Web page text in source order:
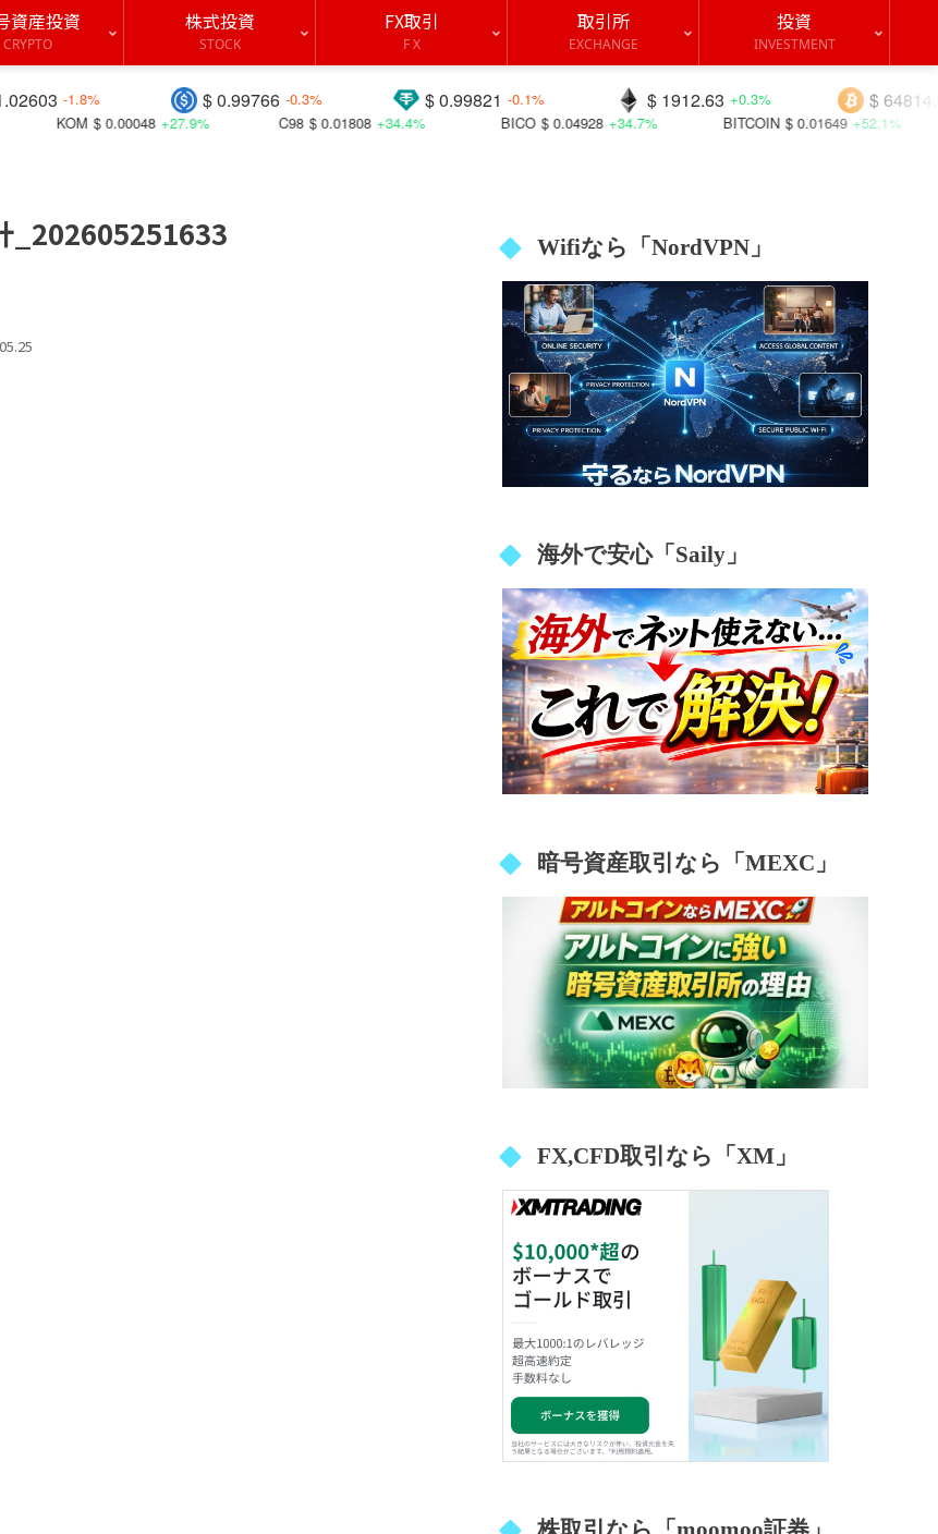
資産投資
CRYPTO
株式投資
STOCK
FX取引
F X
取引所
EXCHANGE
投資
INVESTMENT
$ 64814.9 +0.6%
$ 1912.63 +0.3%
$ 0.99821 -0.1%
$ 0.99766 -0.3%
BITCOIN
$ 0.01649 +52.1%
BICO $ 0.04928 +34.7%
C98 $ 0.01808 +34.4%
$ 0.00048 +27.9% COTI
_202605251633 Wifiなら「NordVPN」
海外で安心「Saily」
暗号資産取引なら「MEXC」
FX,CFD取引なら「XM」